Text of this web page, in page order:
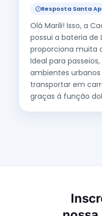
Resposta Santa
Olá Marili! Isso, a
possui a bateria de
proporciona muita
Ideal para
ambientes urbanos
transportar em
graças à função